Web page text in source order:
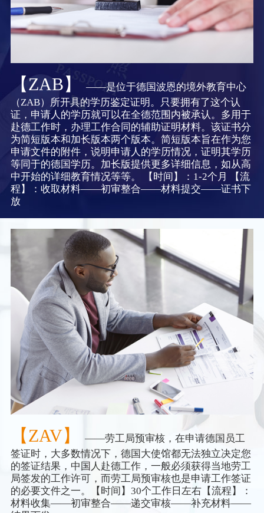
【ZAB】
——是位于德国波恩的境外教育中心
（ZAB）所开具的学历鉴定证明。只要拥有了这个认
证，申请人的学历就可以在全德范围内被承认。多用于
赴德工作时，办理工作合同的辅助证明材料。该证书分
为简短版本和加长版本两个版本。简短版本旨在作为您
申请文件的附件，说明申请人的学历情况，证明其学历
等同于的德国学历。加长版提供更多详细信息，如从高
中开始的详细教育情况等等。 【时间】：1-2个月 【流
程】：收取材料——初审整合——材料提交——证书下
放
【ZAV】
——劳工局预审核，在申请德国员工
签证时，大多数情况下，德国大使馆都无法独立决定您
的签证结果，中国人赴德工作，一般必须获得当地劳工
局签发的工作许可，而劳工局预审核也是申请工作签证
的必要文件之一。【时间】30个工作日左右【流程】：
材料收集——初审整合——递交审核——补充材料——